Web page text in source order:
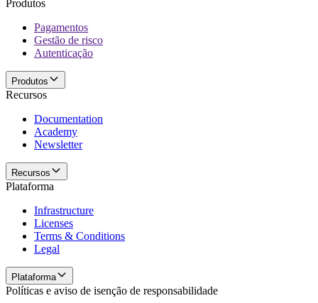
Produtos
Pagamentos
Gestão de risco
Autenticação
Produtos
Recursos
Documentation
Academy
Newsletter
Recursos
Plataforma
Infrastructure
Licenses
Terms & Conditions
Legal
Plataforma
Políticas e aviso de isenção de responsabilidade